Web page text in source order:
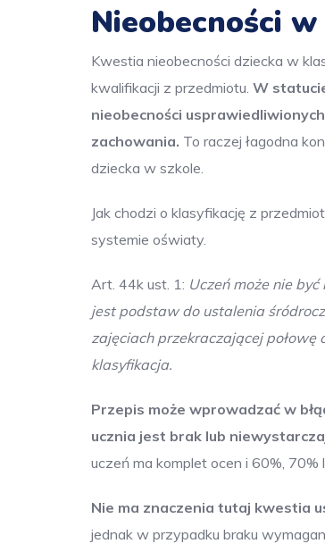
Nieobecności
Kwestia nieobecności dziecka w
kwalifikacji z przedmiotu. W
nieobecności
zachowania. To raczej łagodna
dziecka w szkole.
Jak chodzi o klasyfikację z
systemie oświaty.
Art. 44k ust. 1: Uczeń może nie
jest podstaw do ustalenia
zajęciach przekraczającej
klasyfikacja.
Przepis może wprowadzać w
ucznia jest brak lub
uczeń ma komplet ocen i 60%,
Nie ma znaczenia tutaj kwestia
jednak w przypadku braku